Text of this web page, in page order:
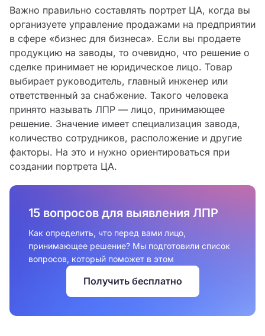
Важно правильно составлять портрет ЦА, когда вы
организуете управление продажами на предприятии
в сфере «бизнес для бизнеса». Если вы продаете
продукцию на заводы, то очевидно, что решение о
сделке принимает не юридическое лицо. Товар
выбирает руководитель, главный инженер или
ответственный за снабжение. Такого человека
принято называть ЛПР — лицо, принимающее
решение. Значение имеет специализация завода,
количество сотрудников, расположение и другие
факторы. На это и нужно ориентироваться при
создании портрета ЦА.
15 вопросов для выявления ЛПР
Как определить, что перед вами лицо,
принимающее решение? Мы подготовили список
вопросов, который поможет в этом
Получить бесплатно